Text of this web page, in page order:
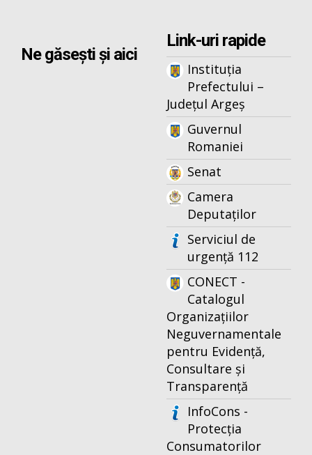
Ne găsești și aici
Link-uri rapide
Instituția
Prefectului –
Județul Argeș
Guvernul
Romaniei
Senat
Camera
Deputaților
Serviciul de
urgență 112
CONECT -
Catalogul
Organizațiilor
Neguvernamentale
pentru Evidență,
Consultare și
Transparență
InfoCons -
Protecția
Consumatorilor